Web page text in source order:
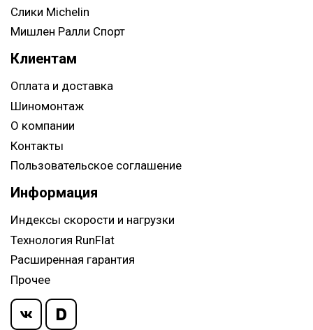
Слики Michelin
Мишлен Ралли Спорт
Клиентам
Оплата и доставка
Шиномонтаж
О компании
Контакты
Пользовательское соглашение
Информация
Индексы скорости и нагрузки
Технология RunFlat
Расширенная гарантия
Прочее